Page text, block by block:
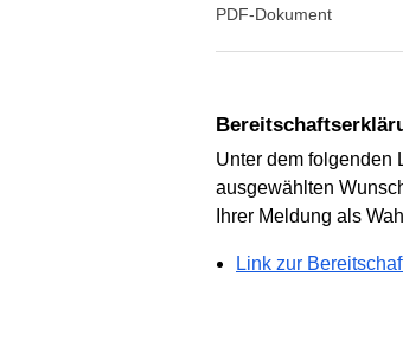
PDF-Dokument
Unter dem folgenden
ausgewählten
Ihrer Meldung als
Link zur